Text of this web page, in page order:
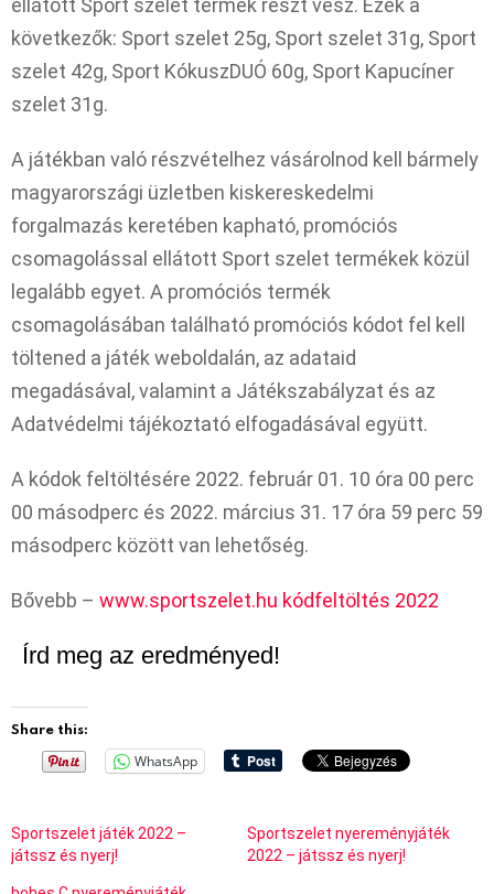
következők: Sport szelet 25g, Sport szelet 31g, Sport
szelet 42g, Sport KókuszDUÓ 60g, Sport Kapucíner
szelet 31g.
A játékban való részvételhez vásárolnod kell bármely
magyarországi üzletben kiskereskedelmi
forgalmazás keretében kapható, promóciós
csomagolással ellátott Sport szelet termékek közül
legalább egyet. A promóciós termék
csomagolásában található promóciós kódot fel kell
töltened a játék weboldalán, az adataid
megadásával, valamint a Játékszabályzat és az
Adatvédelmi tájékoztató elfogadásával együtt.
A kódok feltöltésére 2022. február 01. 10 óra 00 perc
00 másodperc és 2022. március 31. 17 óra 59 perc 59
másodperc között van lehetőség.
Bővebb – www.sportszelet.hu kódfeltöltés 2022
Írd meg az eredményed!
Share this:
WhatsApp
Sportszelet játék 2022 –
játssz és nyerj!
Sportszelet nyereményjáték
2022 – játssz és nyerj!